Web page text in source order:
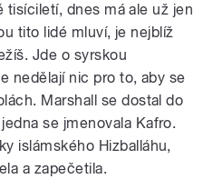
dnes má ale už jen
tito lidé mluví, je nejblíž
Jde o syrskou
nedělají nic pro to, aby se
Marshall se dostal do
se jmenovala Kafro.
islámského Hizballáhu,
a zapečetila.